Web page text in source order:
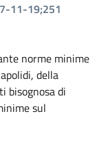
11-19;251
norme minime
della
bisognosa di
sul